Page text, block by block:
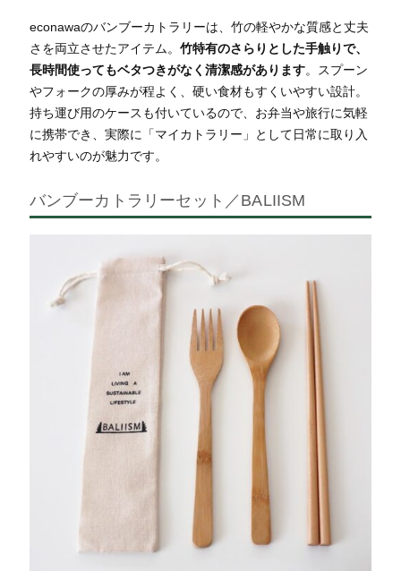
econawaのバンブーカトラリーは、竹の軽やかな質感と丈夫
さを両立させたアイテム。 竹特有のさらりとした手触りで、
長時間使ってもベタつきがなく清潔感があります。スプーン
やフォークの厚みが程よく、硬い食材もすくいやすい設計。
持ち運び用のケースも付いているので、お弁当や旅行に気軽
に携帯でき、実際に「マイカトラリー」として日常に取り入
れやすいのが魅力です。
バンブーカトラリーセット／BALIISM